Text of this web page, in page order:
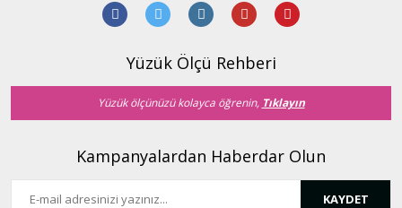
Ürün açıklamasında eksik bilgiler bulunuyor.
Ürün fiyatı diğer sitelerden daha pahalı.
Bu ürüne benzer farklı alternatifler olmalı.
Yüzük Ölçü Rehberi
Yüzük ölçünüzü kolayca öğrenin, Tıklayın
Kampanyalardan Haberdar Olun
KAYDET